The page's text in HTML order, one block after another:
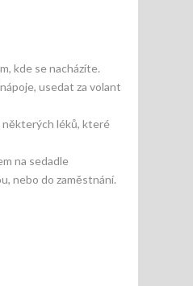
kde se nacházíte.
usedat za volant
některých léků, které
na sedadle
nebo do zaměstnání.